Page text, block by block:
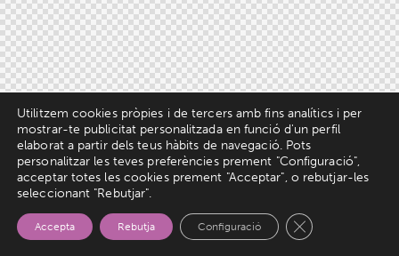
Utilitzem cookies pròpies i de tercers amb fins analítics i per
mostrar-te publicitat personalitzada en funció d'un perfil
elaborat a partir dels teus hàbits de navegació. Pots
personalitzar les teves preferències prement "Configuració",
acceptar totes les cookies prement "Acceptar", o rebutjar-les
seleccionant "Rebutjar".
Accepta Rebutja Configuració Tanca el bàner